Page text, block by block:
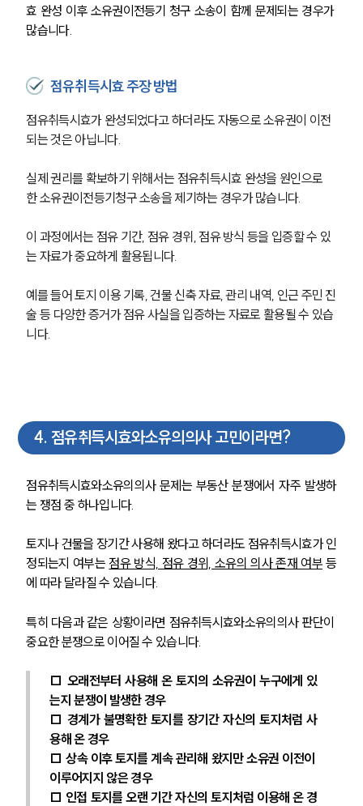
효 완성 이후 소유권이전등기 청구 소송이 함께 문제되는 경우가
많습니다.
점유취득시효 주장 방법
점유취득시효가 완성되었다고 하더라도 자동으로 소유권이 이전
되는 것은 아닙니다.
실제 권리를 확보하기 위해서는 점유취득시효 완성을 원인으로
한 소유권이전등기청구 소송을 제기하는 경우가 많습니다.
이 과정에서는 점유 기간, 점유 경위, 점유 방식 등을 입증할 수 있
는 자료가 중요하게 활용됩니다.
예를 들어 토지 이용 기록, 건물 신축 자료, 관리 내역, 인근 주민 진
술 등 다양한 증거가 점유 사실을 입증하는 자료로 활용될 수 있습
니다.
4. 점유취득시효와소유의의사 고민이라면?
점유취득시효와소유의의사 문제는 부동산 분쟁에서 자주 발생하
는 쟁점 중 하나입니다.
토지나 건물을 장기간 사용해 왔다고 하더라도 점유취득시효가 인
정되는지 여부는 점유 방식, 점유 경위, 소유의 의사 존재 여부 등
에 따라 달라질 수 있습니다.
특히 다음과 같은 상황이라면 점유취득시효와소유의의사 판단이
중요한 분쟁으로 이어질 수 있습니다.
□ 오래전부터 사용해 온 토지의 소유권이 누구에게 있
는지 분쟁이 발생한 경우
□ 경계가 불명확한 토지를 장기간 자신의 토지처럼 사
용해 온 경우
□ 상속 이후 토지를 계속 관리해 왔지만 소유권 이전이
이루어지지 않은 경우
□ 인접 토지를 오랜 기간 자신의 토지처럼 이용해 온 경